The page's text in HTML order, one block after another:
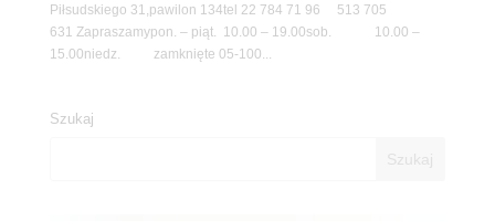
Piłsudskiego 31,pawilon 134tel 22 784 71 96 513 705
631 Zapraszamypon. – piąt. 10.00 – 19.00sob. 10.00 –
15.00niedz. zamknięte 05-100...
Szukaj